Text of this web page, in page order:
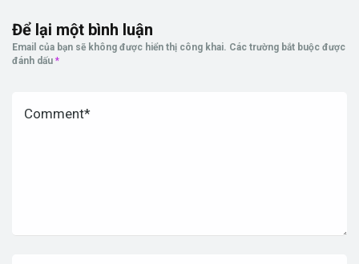
Để lại một bình luận
Email của bạn sẽ không được hiển thị công khai. Các trường bắt buộc được
đánh dấu *